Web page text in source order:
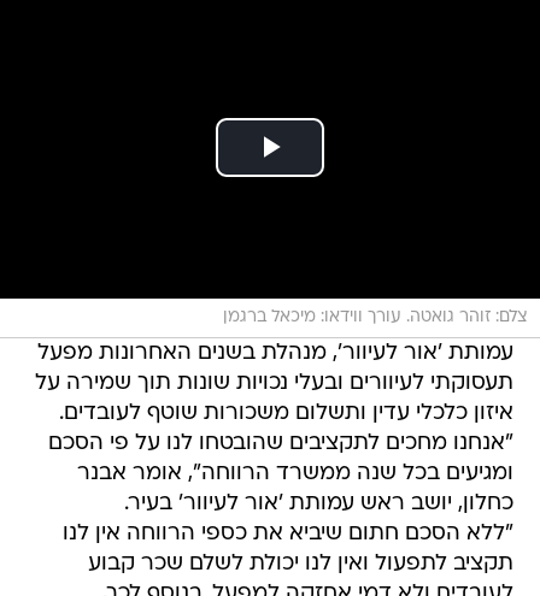
צלם: זוהר גואטה. עורך ווידאו: מיכאל ברגמן
עמותת 'אור לעיוור', מנהלת בשנים האחרונות מפעל
תעסוקתי לעיוורים ובעלי נכויות שונות תוך שמירה על
איזון כלכלי עדין ותשלום משכורות שוטף לעובדים.
"אנחנו מחכים לתקציבים שהובטחו לנו על פי הסכם
ומגיעים בכל שנה ממשרד הרווחה", אומר אבנר
כחלון, יושב ראש עמותת 'אור לעיוור' בעיר.
"ללא הסכם חתום שיביא את כספי הרווחה אין לנו
תקציב לתפעול ואין לנו יכולת לשלם שכר קבוע